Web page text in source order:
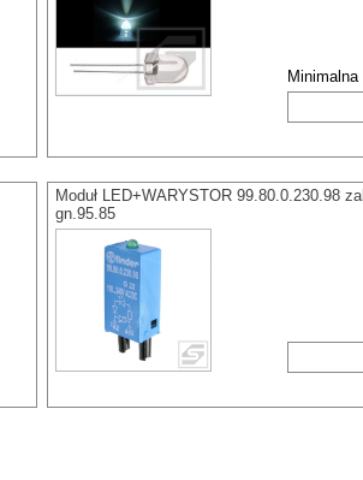
Minimalna
Moduł LED+WARYSTOR 99.80.0.230.98
gn.95.85